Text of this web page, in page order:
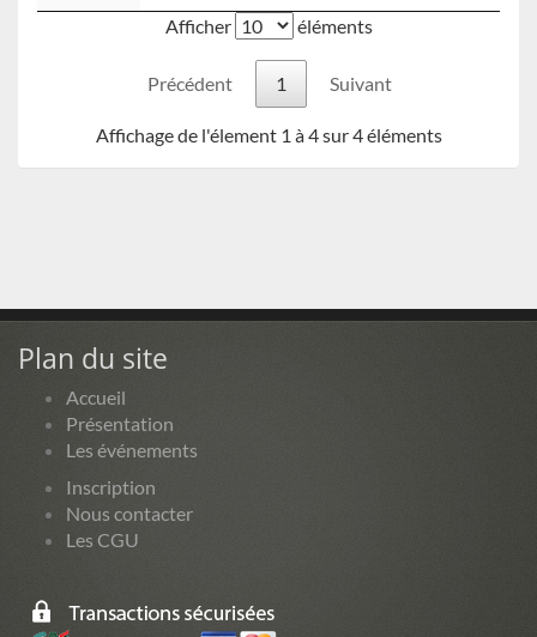
Afficher éléments
Précédent 1 Suivant
Affichage de l'élement 1 à 4 sur 4 éléments
Plan du site
Accueil
Présentation
Les événements
Inscription
Nous contacter
Les CGU